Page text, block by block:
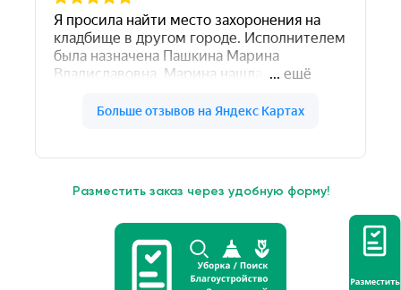
Разместить заказ через удобную форму!